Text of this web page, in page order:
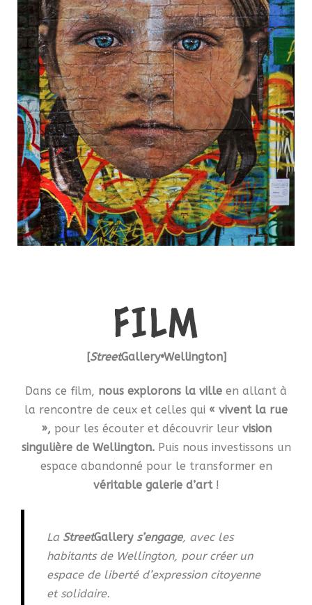
fILM
[StreetGallery•Wellington]
Dans ce film, nous explorons la ville en allant à
la rencontre de ceux et celles qui « vivent la rue
», pour les écouter et découvrir leur vision
singulière de Wellington.Puis nous investissons un
espace abandonné pour le transformer en
véritable galerie d’art !
La StreetGallery s’engage, avec les
habitants de Wellington, pour créer un
espace de liberté d’expression citoyenne
et solidaire.